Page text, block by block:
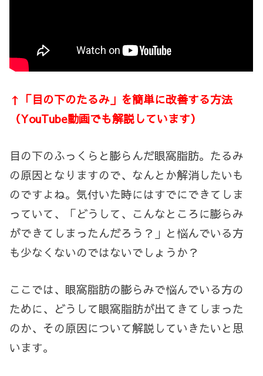
↑「目の下のたるみ」を簡単に改善する方法
（YouTube動画でも解説しています）
目の下のふっくらと膨らんだ眼窩脂肪。たるみ
の原因となりますので、なんとか解消したいも
のですよね。気付いた時にはすでにできてしま
っていて、「どうして、こんなところに膨らみ
ができてしまったんだろう？」と悩んでいる方
も少なくないのではないでしょうか？
ここでは、眼窩脂肪の膨らみで悩んでいる方の
ために、どうして眼窩脂肪が出てきてしまった
のか、その原因について解説していきたいと思
います。